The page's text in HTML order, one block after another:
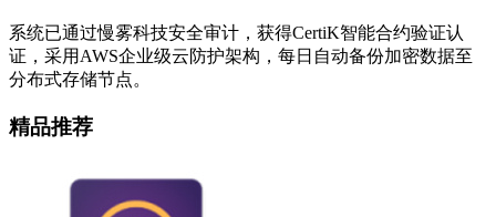
系统已通过慢雾科技安全审计，获得CertiK智能合约验证认
证，采用AWS企业级云防护架构，每日自动备份加密数据至
分布式存储节点。
精品推荐